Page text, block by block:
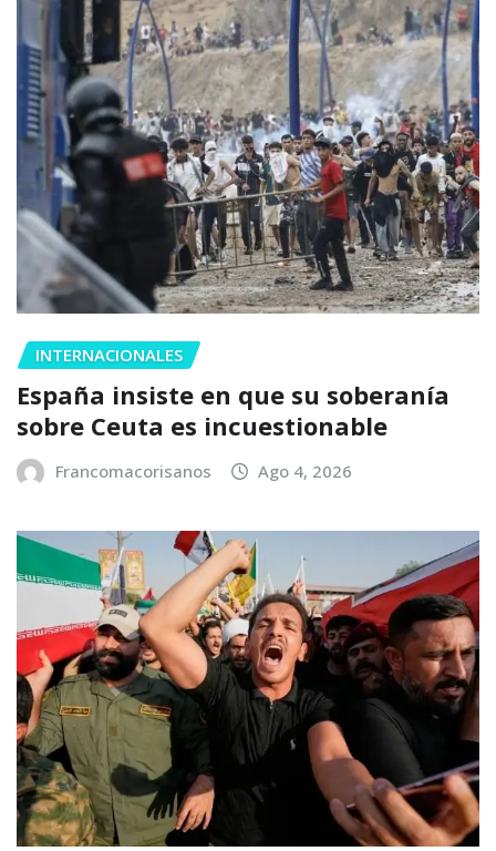
INTERNACIONALES
España insiste en que su soberanía
sobre Ceuta es incuestionable
Francomacorisanos Ago 4, 2026